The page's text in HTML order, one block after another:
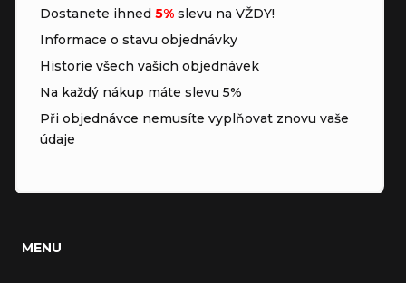
Dostanete ihned 5% slevu na VŽDY!
Informace o stavu objednávky
Historie všech vašich objednávek
Na každý nákup máte slevu 5%
Při objednávce nemusíte vyplňovat znovu vaše
údaje
MENU